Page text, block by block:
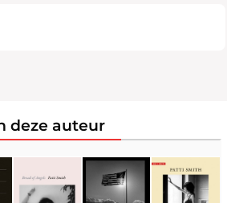
deze auteur